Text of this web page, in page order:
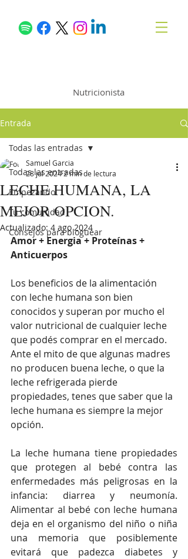
Nutricionista
Entrada
Todas las entradas
Empezando
Tu comunidad
Consejos para bloguear
Todas las entradas
LECHE HUMANA, LA
MEJOR OPCION.
Samuel Garcia
28 jul 20242 min de lectura
Actualizado: 4 ago 2024
Amor + Energia + Proteínas +
Anticuerpos
Los beneficios de la alimentación
con leche humana son bien
conocidos y superan por mucho el
valor nutricional de cualquier leche
que podés comprar en el mercado.
Ante el mito de que algunas madres
no producen buena leche, o que la
leche refrigerada pierde
propiedades, tenes que saber que la
leche humana es siempre la mejor
opción.
La leche humana tiene propiedades
que protegen al bebé contra las
enfermedades más peligrosas en la
infancia: diarrea y neumonía.
Alimentar al bebé con leche humana
deja en el organismo del niño o niña
una memoria que posiblemente
evitará que padezca diabetes y